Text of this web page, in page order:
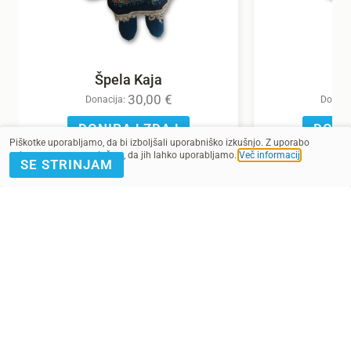
Špela Kaja
Donacija: 30,00 €
DONIRAJ ZDAJ
Piškotke uporabljamo, da bi izboljšali uporabniško izkušnjo. Z uporabo
spletnega mesta soglašate, da jih lahko uporabljamo. Več informacij
SE STRINJAM